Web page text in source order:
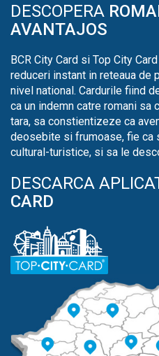
DESCOPERA
AVANTAJOS
BCR City Card si Top City
reduceri instant in reteaua de
nivel national. Cardurile fiind
ca un indemn catre romani sa
tara, sa constientizeze ca
deosebite si frumoase, fie ca
cultural-turistice, si sa le
DESCARCA
CARD